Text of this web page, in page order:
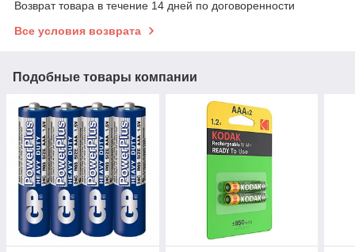
Возврат товара в течение 14 дней по договоренности
Все условия возврата
Подобные товары компании